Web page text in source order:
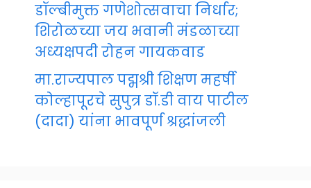
डॉल्बीमुक्त गणेशोत्सवाचा निर्धार;
शिरोळच्या जय भवानी मंडळाच्या
अध्यक्षपदी रोहन गायकवाड
मा.राज्यपाल पद्मश्री शिक्षण महर्षी
कोल्हापूरचे सुपुत्र डॉ.डी वाय पाटील
(दादा) यांना भावपूर्ण श्रद्धांजली